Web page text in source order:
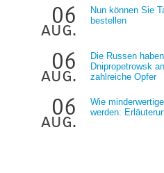
06
aug.
Nun können Sie
bestellen
06
aug.
Die Russen
Dnipropetrowsk
zahlreiche Opfer
06
aug.
Wie
werden: